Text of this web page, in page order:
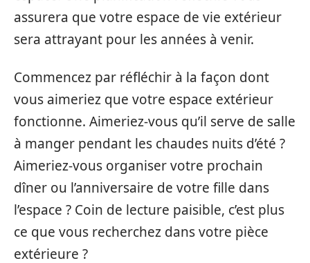
assurera que votre espace de vie extérieur
sera attrayant pour les années à venir.
Commencez par réfléchir à la façon dont
vous aimeriez que votre espace extérieur
fonctionne. Aimeriez-vous qu’il serve de salle
à manger pendant les chaudes nuits d’été ?
Aimeriez-vous organiser votre prochain
dîner ou l’anniversaire de votre fille dans
l’espace ? Coin de lecture paisible, c’est plus
ce que vous recherchez dans votre pièce
extérieure ?